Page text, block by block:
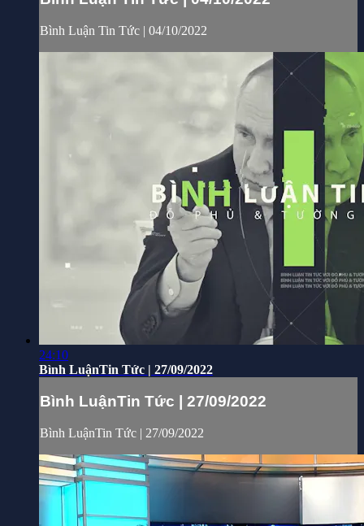
Bình Luận Tin Tức | 04/10/2022
24:10
Bình LuậnTin Tức | 27/09/2022
Bình LuậnTin Tức | 27/09/2022
Bình LuậnTin Tức | 27/09/2022